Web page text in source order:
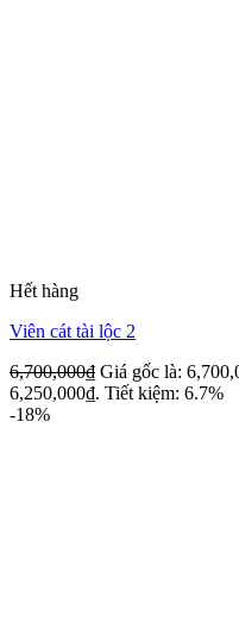
Hết hàng
Viên cát tài lộc 2
6,700,000₫ Giá gốc là:
6,250,000₫. Tiết kiệm: 6.7%
-18%